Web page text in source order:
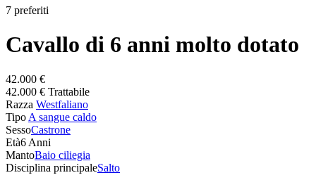
7 preferiti
Cavallo di 6 anni molto dotato
42.000 €
42.000 € Trattabile
Razza Westfaliano
Tipo A sangue caldo
SessoCastrone
Età6 Anni
MantoBaio ciliegia
Disciplina principaleSalto